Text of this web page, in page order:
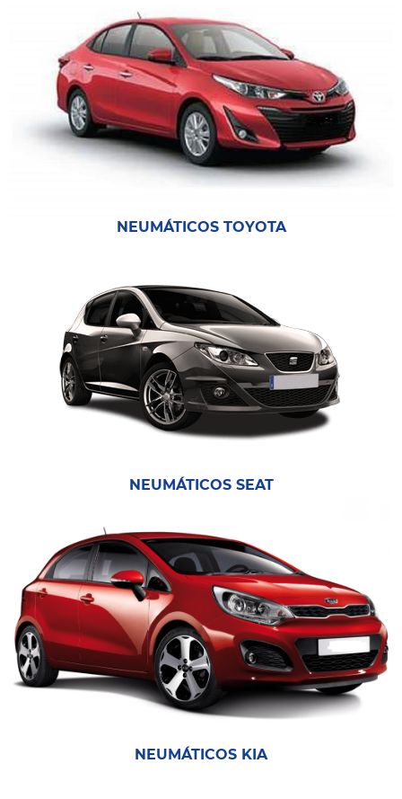
NEUMÁTICOS TOYOTA
NEUMÁTICOS SEAT
NEUMÁTICOS KIA